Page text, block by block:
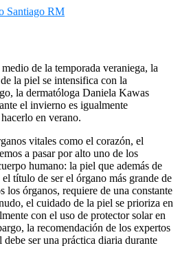
de la temporada veraniega, la
la piel se intensifica con la
la dermatóloga Daniela Kawas
el invierno es igualmente
en verano.
vitales como el corazón, el
a pasar por alto uno de los
humano: la piel que además de
título de ser el órgano más grande de
los órganos, requiere de una constante
el cuidado de la piel se prioriza en
con el uso de protector solar en
la recomendación de los expertos
ser una práctica diaria durante